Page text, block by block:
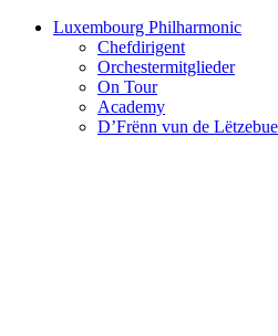
Luxembourg Philharmonic
Chefdirigent
Orchestermitglieder
On Tour
Academy
D’Frënn vun de